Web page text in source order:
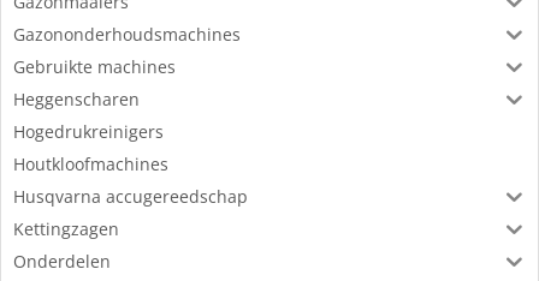
Gazononderhoudsmachines
Gebruikte machines
Heggenscharen
Hogedrukreinigers
Houtkloofmachines
Husqvarna accugereedschap
Kettingzagen
Onderdelen